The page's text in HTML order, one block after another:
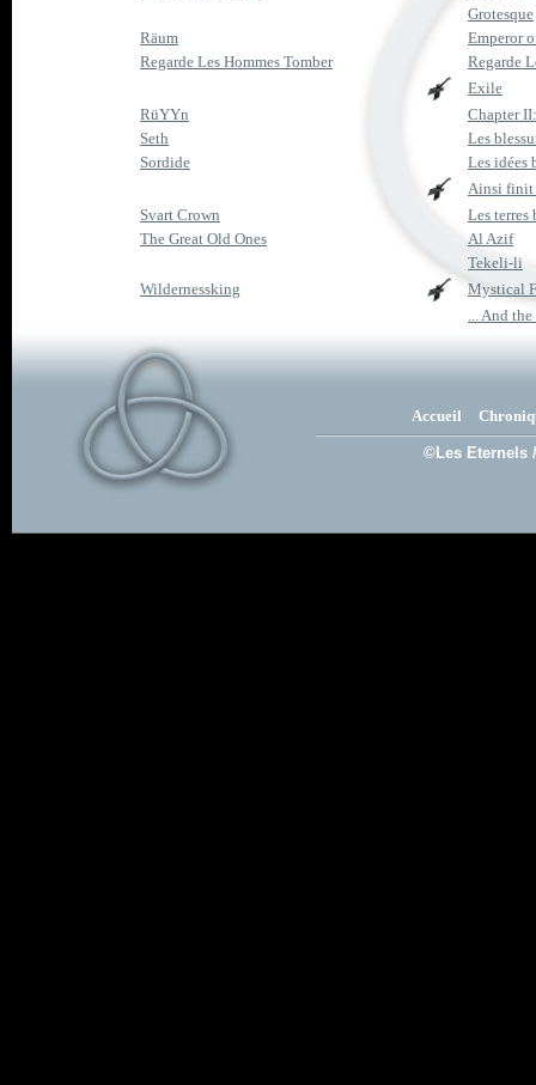
Grotesque
Räum
Emperor
Regarde Les Hommes Tomber
Regarde
Exile
RüYYn
Chapter
Seth
Les
Sordide
Les idées
Ainsi finit
Svart Crown
Les terres
The Great Old Ones
Al Azif
Tekeli-li
Wildernessking
Mystical
... And
Accueil
©Les Eternels